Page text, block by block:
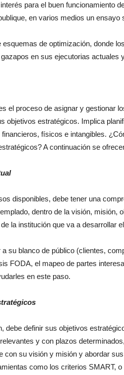
para el buen funcionamiento
en varios medios un ensayo
de optimización, donde
en sus ejecutorias actuales
el proceso de asignar y gestionar
objetivos estratégicos. Implica
físicos e intangibles.
A continuación se
disponibles, debe tener una
dentro de la visión, misión,
la institución que va a desarrollar
a su blanco de público (clientes,
FODA, el mapeo de partes
en este paso.
debe definir sus objetivos
y con plazos
con su visión y misión y abordar
como los criterios SMART,